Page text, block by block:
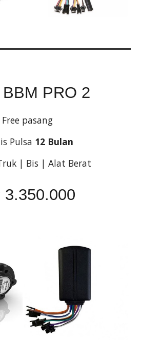
PRO 2
Free pasang
Pulsa 12 Bulan
| Bis | Alat Berat
3.350.000